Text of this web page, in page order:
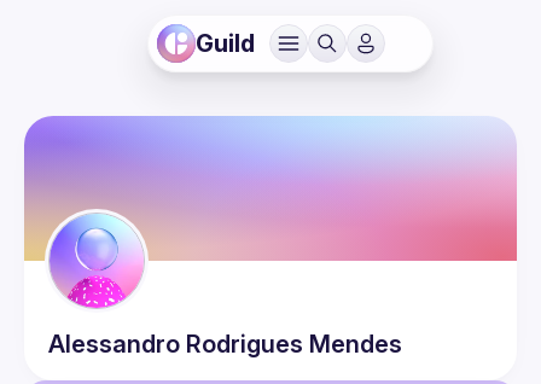
Guild
Alessandro Rodrigues Mendes